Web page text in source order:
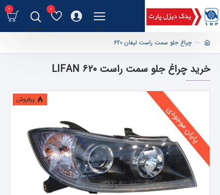
0
0
چراغ جلو سمت راست لیفان 620
خرید چراغ جلو سمت راست LIFAN 620
پرفروش
پایان موجودی